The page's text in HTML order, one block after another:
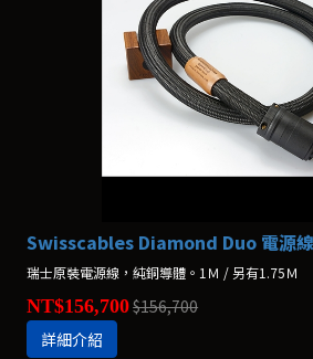
Swisscables Diamond Duo 電源線
瑞士原裝電源線，純銅導體。1Ｍ / 另有1.75Ｍ
NT$156,700$156,700
詳細介紹